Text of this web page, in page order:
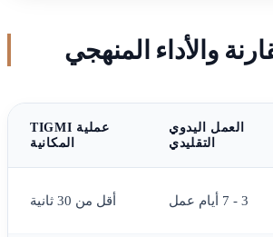
والأداء المنهجي
العمل اليدوي
التقليدي
عملية TIGMI
المكانية
3 - 7 أيام عمل أقل من 30 ثانية